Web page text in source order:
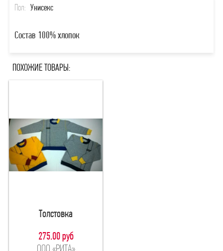
Пол: Унисекс
Состав 100% хлопок
ПОХОЖИЕ ТОВАРЫ:
Толстовка
275.00 руб